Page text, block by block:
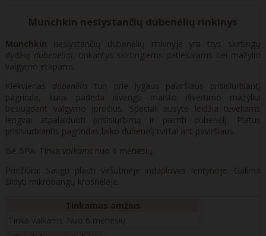
Munchkin neslystančių dubenėlių rinkinys
Munchkin neslystančių dubenėlių rinkinyje yra trys skirtingų
dydžių dubenėliai, tinkantys skirtingiems patiekalams bei mažylio
valgymo etapams.
Kiekvienas dubenėlis turi prie lygaus paviršiaus prisisiurbiantį
pagrindą, kuris padeda išvengti maisto išvertimo mažyliui
besiugdant valgymo įpročius. Speciali ausytė leidžia tėveliams
lengvai atpalaiduoti prisisiurbimą ir paimti dubenėlį. Platus
prisisiurbiantis pagrindas laiko dubenėlį tvirtai ant paviršiaus.
Be BPA. Tinka vaikams nuo 6 mėnesių.
Priežiūra: Saugu plauti viršutinėje indaplovės lentynoje. Galima
šildyti mikrobangų krosnelėje.
Tinka vaikams Nuo 6 mėnesių.